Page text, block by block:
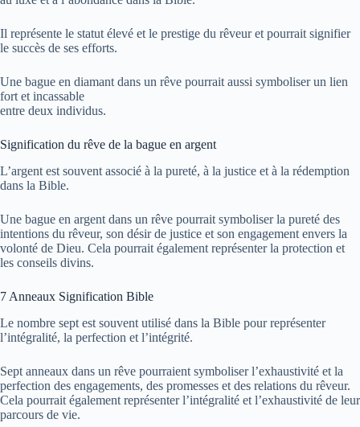
Il représente le statut élevé et le prestige du rêveur et pourrait signifier
le succès de ses efforts.
Une bague en diamant dans un rêve pourrait aussi symboliser un lien
fort et incassable
entre deux individus.
Signification du rêve de la bague en argent
L’argent est souvent associé à la pureté, à la justice et à la rédemption
dans la Bible.
Une bague en argent dans un rêve pourrait symboliser la pureté des
intentions du rêveur, son désir de justice et son engagement envers la
volonté de Dieu. Cela pourrait également représenter la protection et
les conseils divins.
7 Anneaux Signification Bible
Le nombre sept est souvent utilisé dans la Bible pour représenter
l’intégralité, la perfection et l’intégrité.
Sept anneaux dans un rêve pourraient symboliser l’exhaustivité et la
perfection des engagements, des promesses et des relations du rêveur.
Cela pourrait également représenter l’intégralité et l’exhaustivité de leur
parcours de vie.